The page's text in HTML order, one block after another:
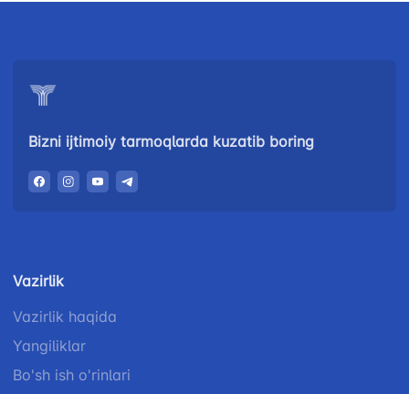
Bizni ijtimoiy tarmoqlarda kuzatib boring
Vazirlik
Vazirlik haqida
Yangiliklar
Bo'sh ish o'rinlari